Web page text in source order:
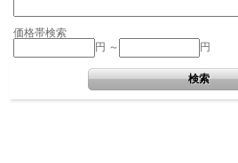
価格帯検索
円 ～
円